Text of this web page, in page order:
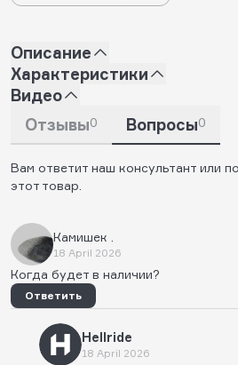
Описание
Характеристики
Видео
Отзывы0 Вопросы0
Вам ответит наш консультант или
этот товар.
Камишек .
18 April 2026
Когда будет в наличии?
Ответить
Hellride
18 April 2026